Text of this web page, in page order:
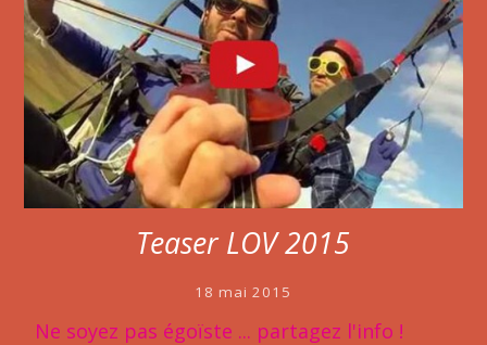
Teaser LOV 2015
18 mai 2015
Ne soyez pas égoïste ... partagez l'info !